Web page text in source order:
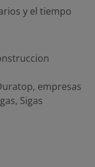
y el tiempo
, empresas
, Sigas